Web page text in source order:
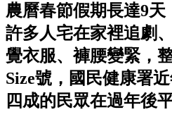
農曆春節假期長達9天
許多人宅在家裡追劇
覺衣服、褲腰變緊，
Size號，國民健康署
四成的民眾在過年後